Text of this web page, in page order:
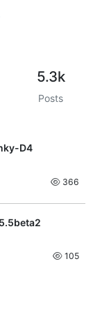
5.3k
Posts
D4
366
105